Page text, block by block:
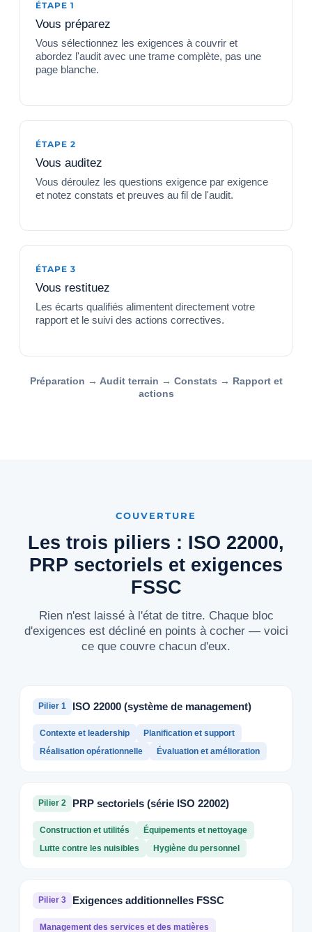
ÉTAPE 1
Vous préparez
Vous sélectionnez les exigences à couvrir et
abordez l'audit avec une trame complète, pas une
page blanche.
ÉTAPE 2
Vous auditez
Vous déroulez les questions exigence par exigence
et notez constats et preuves au fil de l'audit.
ÉTAPE 3
Vous restituez
Les écarts qualifiés alimentent directement votre
rapport et le suivi des actions correctives.
Préparation → Audit terrain → Constats → Rapport et
actions
COUVERTURE
Les trois piliers : ISO 22000,
PRP sectoriels et exigences
FSSC
Rien n'est laissé à l'état de titre. Chaque bloc
d'exigences est décliné en points à cocher — voici
ce que couvre chacun d'eux.
Pilier 1 ISO 22000 (système de management)
Contexte et leadership
Planification et support
Réalisation opérationnelle
Évaluation et amélioration
Pilier 2 PRP sectoriels (série ISO 22002)
Construction et utilités
Équipements et nettoyage
Lutte contre les nuisibles
Hygiène du personnel
Pilier 3 Exigences additionnelles FSSC
Management des services et des matières